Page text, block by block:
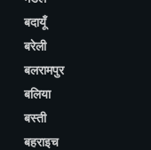
बदायूँ
बरेली
बलरामपुर
बलिया
बस्ती
बहराइच